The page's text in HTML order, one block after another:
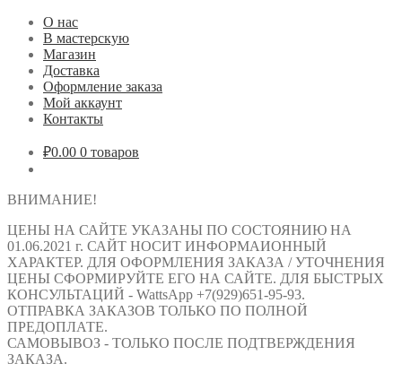
О нас
В мастерскую
Магазин
Доставка
Оформление заказа
Мой аккаунт
Контакты
₽0.00 0 товаров
ВНИМАНИЕ!
ЦЕНЫ НА САЙТЕ УКАЗАНЫ ПО СОСТОЯНИЮ НА
01.06.2021 г. САЙТ НОСИТ ИНФОРМАИОННЫЙ
ХАРАКТЕР. ДЛЯ ОФОРМЛЕНИЯ ЗАКАЗА / УТОЧНЕНИЯ
ЦЕНЫ СФОРМИРУЙТЕ ЕГО НА САЙТЕ. ДЛЯ БЫСТРЫХ
КОНСУЛЬТАЦИЙ - WattsApp +7(929)651-95-93.
ОТПРАВКА ЗАКАЗОВ ТОЛЬКО ПО ПОЛНОЙ
ПРЕДОПЛАТЕ.
САМОВЫВОЗ - ТОЛЬКО ПОСЛЕ ПОДТВЕРЖДЕНИЯ
ЗАКАЗА.